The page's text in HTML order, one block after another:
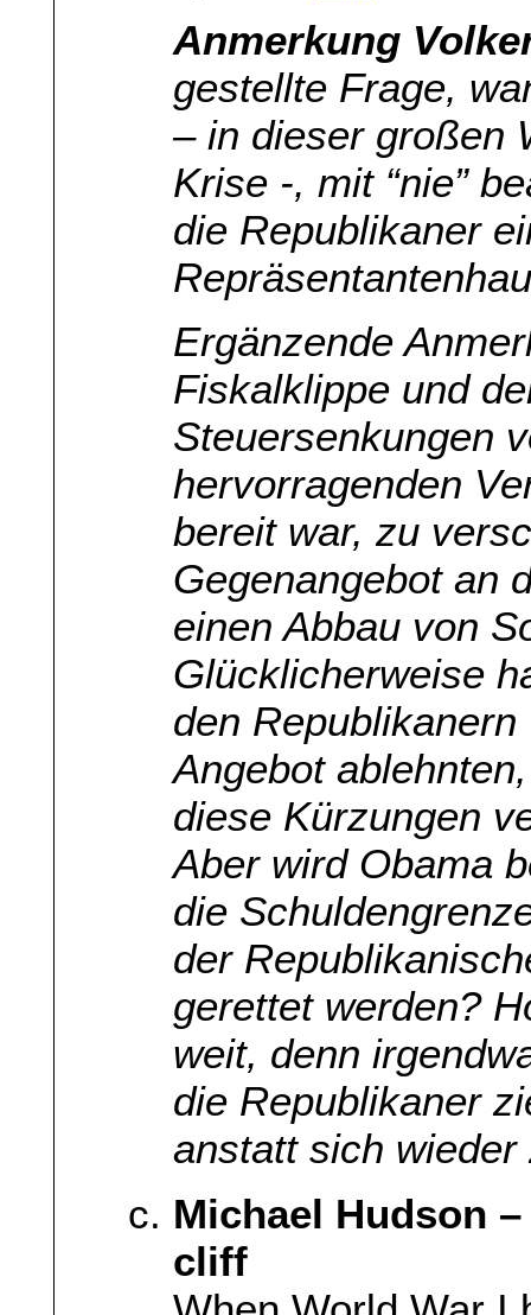
Anmerkung
gestellte Frage,
– in dieser großen
Krise -, mit “nie”
die Republikaner
Ergänzende
Fiskalklippe und
Steuersenkungen
hervorragenden
bereit war, zu
Gegenangebot an
einen Abbau von
Glücklicherweise
den
Angebot
diese Kürzungen
Aber wird Obama
die
der
gerettet werden?
weit, denn
die Republikaner
anstatt sich
Michael Hudson
cliff